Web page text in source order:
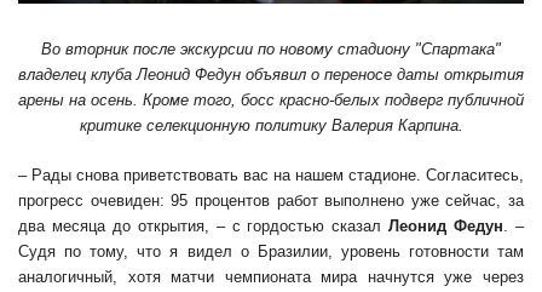
Во вторник после экскурсии по новому стадиону "Спартака"
владелец клуба Леонид Федун объявил о переносе даты открытия
арены на осень. Кроме того, босс красно-белых подверг публичной
критике селекционную политику Валерия Карпина.
– Рады снова приветствовать вас на нашем стадионе. Согласитесь,
прогресс очевиден: 95 процентов работ выполнено уже сейчас, за
два месяца до открытия, – с гордостью сказалЛеонид Федун. –
Судя по тому, что я видел о Бразилии, уровень готовности там
аналогичный, хотя матчи чемпионата мира начнутся уже через